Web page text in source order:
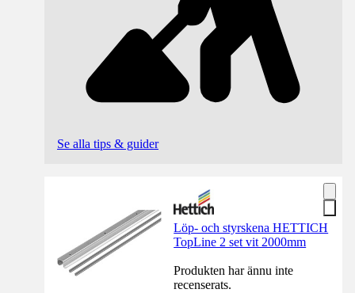
Se alla tips & guider
Löp- och styrskena HETTICH
TopLine 2 set vit 2000mm
Produkten har ännu inte
recenserats.